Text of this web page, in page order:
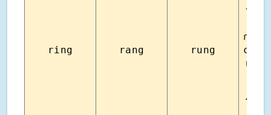
ring rang rung
หา(
ก่อนไ
เสีย
โทร